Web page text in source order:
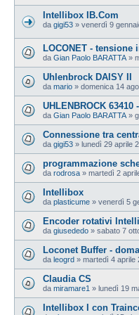
Intellibox IB.Com
da gigi53 » venerdì 9
LOCONET -
da Gian Paolo BARATTA »
Uhlenbrock DAISY II
da mario » domenica 14
UHLENBROCK
da Gian Paolo BARATTA »
Connessione tra
da gigi53 » lunedì 29 aprile
programmazione
da rodrosa » martedì 2
Intellibox
da plasticume » venerdì 5
Encoder rotativi
da giusededo » sabato 7
Loconet Buffer -
da leogrd » martedì 4 aprile
Claudia CS
da miramare1 » lunedì 19
Intellibox I con